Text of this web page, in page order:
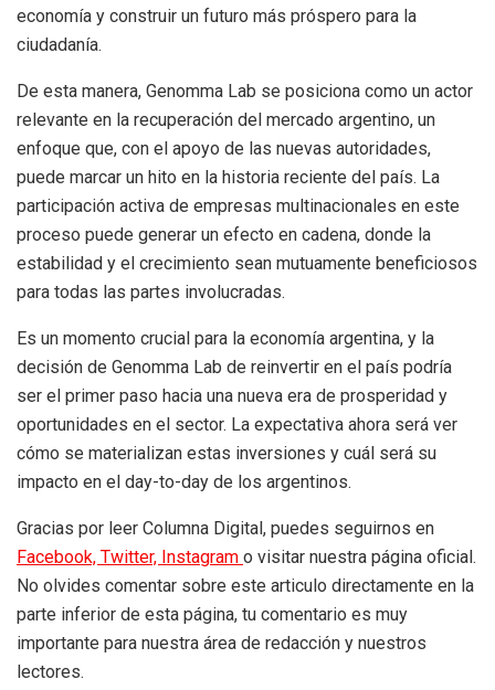
economía y construir un futuro más próspero para la
ciudadanía.
De esta manera, Genomma Lab se posiciona como un actor
relevante en la recuperación del mercado argentino, un
enfoque que, con el apoyo de las nuevas autoridades,
puede marcar un hito en la historia reciente del país. La
participación activa de empresas multinacionales en este
proceso puede generar un efecto en cadena, donde la
estabilidad y el crecimiento sean mutuamente beneficiosos
para todas las partes involucradas.
Es un momento crucial para la economía argentina, y la
decisión de Genomma Lab de reinvertir en el país podría
ser el primer paso hacia una nueva era de prosperidad y
oportunidades en el sector. La expectativa ahora será ver
cómo se materializan estas inversiones y cuál será su
impacto en el day-to-day de los argentinos.
Gracias por leer Columna Digital, puedes seguirnos en
Facebook, Twitter, Instagram o visitar nuestra página oficial.
No olvides comentar sobre este articulo directamente en la
parte inferior de esta página, tu comentario es muy
importante para nuestra área de redacción y nuestros
lectores.